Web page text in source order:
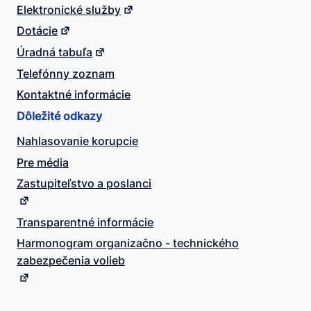
Elektronické služby
Dotácie
Úradná tabuľa
Telefónny zoznam
Kontaktné informácie
Dôležité odkazy
Nahlasovanie korupcie
Pre média
Zastupiteľstvo a poslanci
Transparentné informácie
Harmonogram organizačno - technického
zabezpečenia volieb